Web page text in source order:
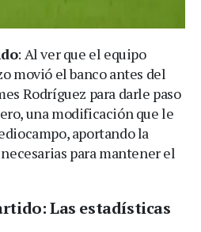
: Al ver que el equipo
movió el banco antes del
Rodríguez para darle paso
una modificación que le
aportando la
para mantener el
Las estadísticas